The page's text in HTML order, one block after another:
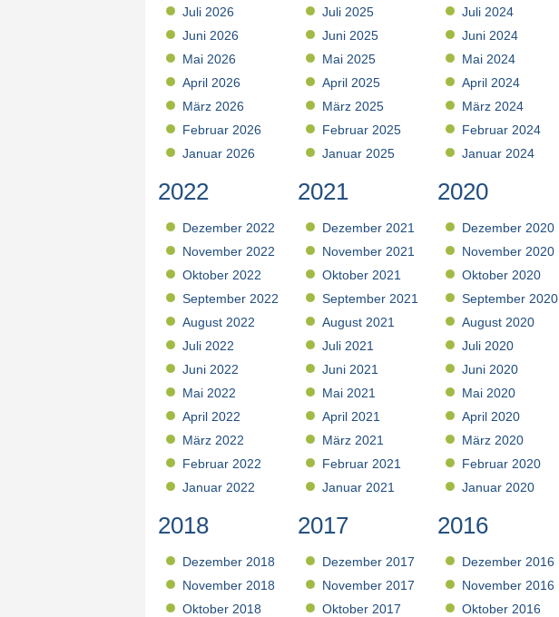
Juli 2026
Juni 2026
Mai 2026
April 2026
März 2026
Februar 2026
Januar 2026
Juli 2025
Juni 2025
Mai 2025
April 2025
März 2025
Februar 2025
Januar 2025
Juli 2024
Juni 2024
Mai 2024
April 2024
März 2024
Februar 2024
Januar 2024
2022
Dezember 2022
November 2022
Oktober 2022
September 2022
August 2022
Juli 2022
Juni 2022
Mai 2022
April 2022
März 2022
Februar 2022
Januar 2022
2021
Dezember 2021
November 2021
Oktober 2021
September 2021
August 2021
Juli 2021
Juni 2021
Mai 2021
April 2021
März 2021
Februar 2021
Januar 2021
2020
Dezember 2020
November 2020
Oktober 2020
September 2020
August 2020
Juli 2020
Juni 2020
Mai 2020
April 2020
März 2020
Februar 2020
Januar 2020
2018
Dezember 2018
November 2018
Oktober 2018
2017
Dezember 2017
November 2017
Oktober 2017
2016
Dezember 2016
November 2016
Oktober 2016